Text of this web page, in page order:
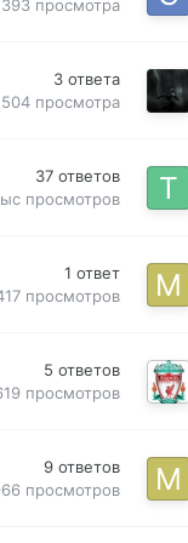
393 просмотра
3 ответа
504 просмотра
37 ответов
просмотров
1 ответ
просмотров
5 ответов
просмотров
9 ответов
просмотров